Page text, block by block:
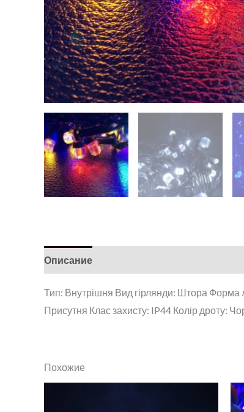
Описание
Тип: Внутрішня Вид гірлянди: Штора Форма
Присутня Клас захисту: IP44 Колір дроту:
Похожие